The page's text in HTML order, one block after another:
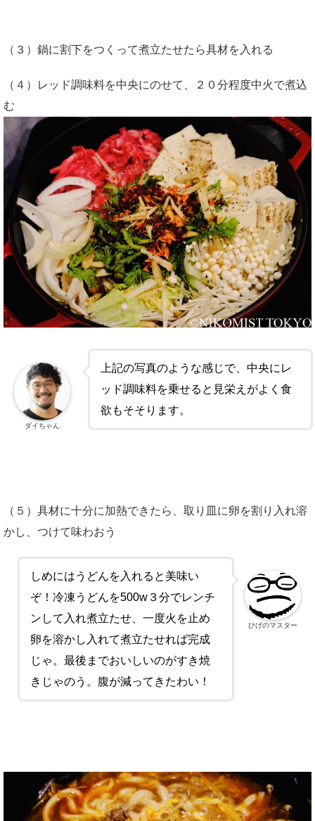
（３）鍋に割下をつくって煮立たせたら具材を入れる
（４）レッド調味料を中央にのせて、２０分程度中火で煮込
む
上記の写真のような感じで、中央にレ
ッド調味料を乗せると見栄えがよく食
欲もそそります。
ダイちゃん
（５）具材に十分に加熱できたら、取り皿に卵を割り入れ溶
かし、つけて味わおう
しめにはうどんを入れると美味い
ぞ！冷凍うどんを500w３分でレンチ
ンして入れ煮立たせ、一度火を止め
卵を溶かし入れて煮立たせれば完成
じゃ。最後までおいしいのがすき焼
きじゃのう。腹が減ってきたわい！
ひげのマスター